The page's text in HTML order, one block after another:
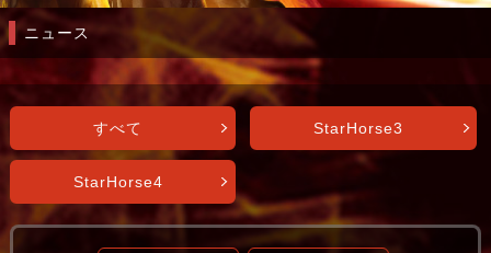
ニュース
すべて StarHorse3
StarHorse4